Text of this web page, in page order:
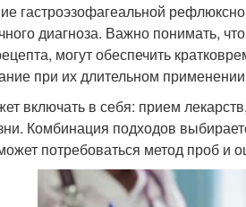
гастроэзофагеальной
диагноза. Важно понимать,
могут обеспечить
при их длительном
включать в себя: прием
Комбинация подходов
потребоваться метод проб и